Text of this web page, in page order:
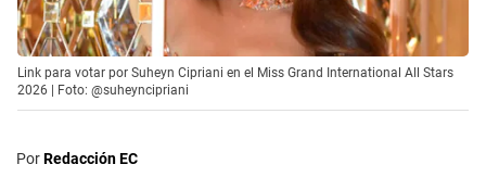
Link para votar por Suheyn Cipriani en el Miss Grand International All Stars
2026 | Foto: @suheyncipriani
PorRedacción EC